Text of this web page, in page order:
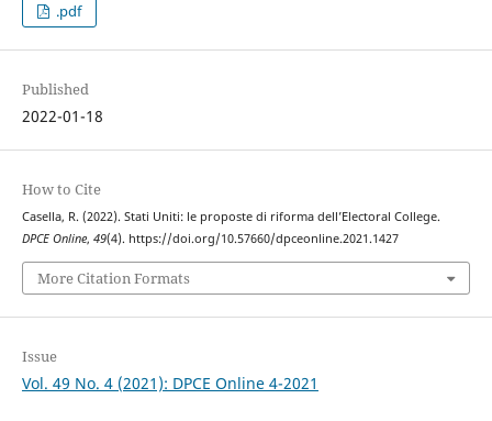
.pdf
Published
2022-01-18
How to Cite
Casella, R. (2022). Stati Uniti: le proposte di riforma dell’Electoral College.
DPCE Online, 49(4). https://doi.org/10.57660/dpceonline.2021.1427
More Citation Formats
Issue
Vol. 49 No. 4 (2021): DPCE Online 4-2021